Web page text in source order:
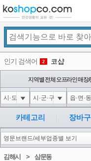
인기 검색어 2 코샵
3
4
5
6
1
지역별 전체 오프라인 매장
카테고리 장바
김해시 > 삼문동